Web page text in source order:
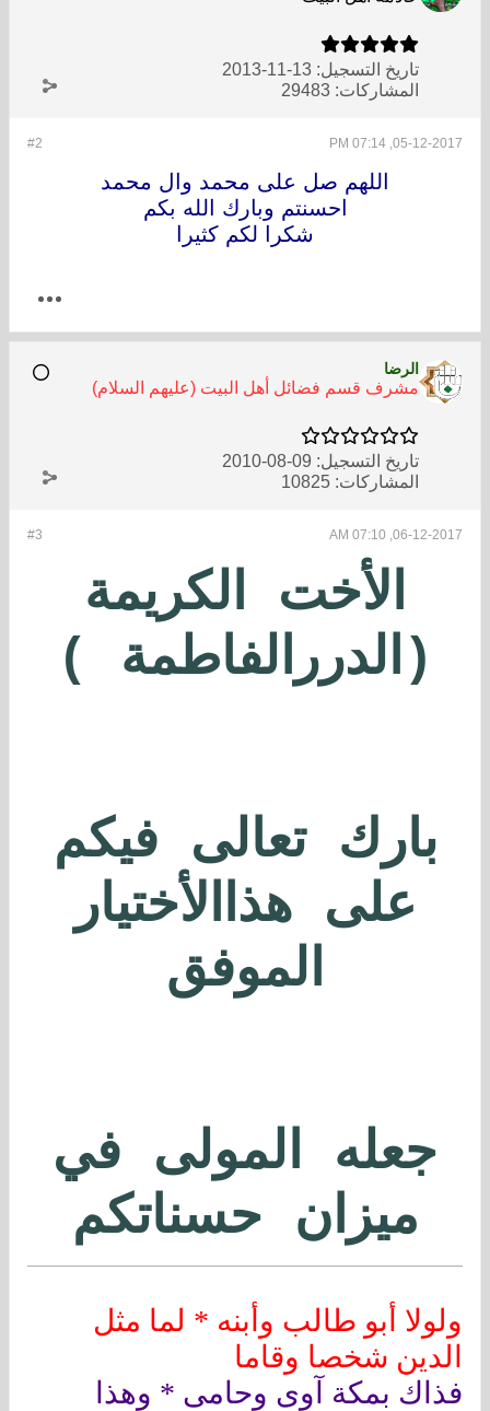
تاريخ التسجيل: 13-11-2013
المشاركات: 29483
#2 05-12-2017, 07:14 PM
اللهم صل على محمد وال محمد
احسنتم وبارك الله بكم
شكرا لكم كثيرا
الرضا
مشرف قسم فضائل أهل البيت (عليهم السلام)
تاريخ التسجيل: 09-08-2010
المشاركات: 10825
#3 06-12-2017, 07:10 AM
الأخت الكريمة
(الدررالفاطمة )
بارك تعالى فيكم
على هذاالأختيار
الموفق
جعله المولى في
ميزان حسناتكم
ولولا أبو طالب وأبنه * لما مثل
الدين شخصا وقاما
فذاك بمكة آوى وحامى * وهذا